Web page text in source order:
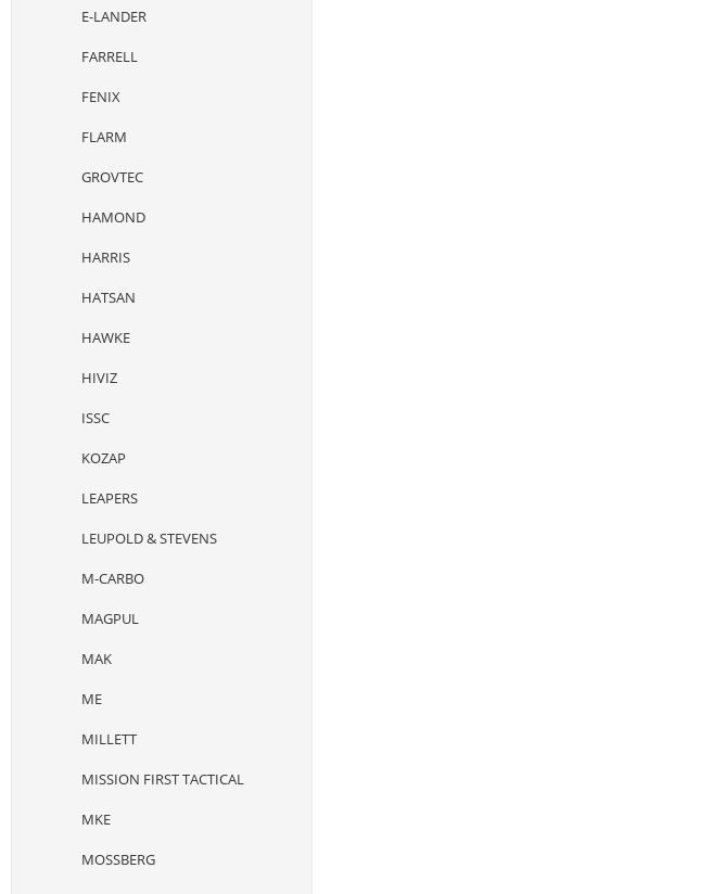
E-LANDER
FARRELL
FENIX
FLARM
GROVTEC
HAMOND
HARRIS
HATSAN
HAWKE
HIVIZ
ISSC
KOZAP
LEAPERS
LEUPOLD & STEVENS
M-CARBO
MAGPUL
MAK
ME
MILLETT
MISSION FIRST TACTICAL
MKE
MOSSBERG